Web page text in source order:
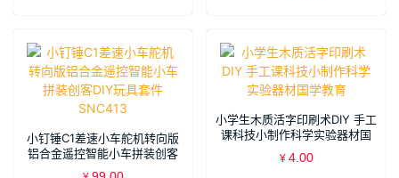
小钉锤C1差速小车舵机转向版
铝合金遥控智能小车拼装创客
DIY玩具套件SNC413
小学生木质活字印刷术DIY 手工
课科技小制作科学实验器材国
学教育
¥ 4.00